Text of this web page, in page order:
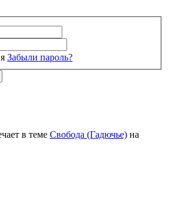
Забыли пароль?
в теме Свобода (Гадючье) на